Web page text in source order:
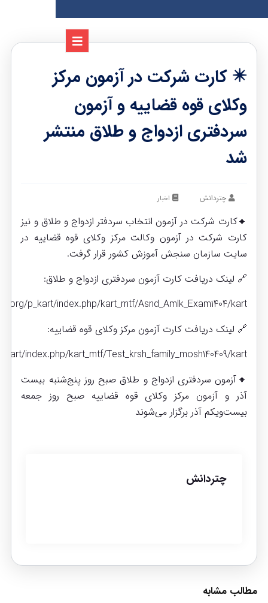
✴️ کارت شرکت در آزمون مرکز
وکلای قوه قضاییه و آزمون
سردفتری ازدواج و طلاق منتشر
شد
چتردانش اخبار
🔸کارت شرکت در آزمون انتخاب سردفتر ازدواج و طلاق و نیز
کارت شرکت در آزمون وکالت مرکز وکلای قوه قضاییه در
سایت سازمان سنجش آموزش کشور قرار گرفت.
🔗 لینک دریافت کارت آزمون سردفتری ازدواج و طلاق:
p_kart/index.php/kart_mtf/Asnd_Amlk_Exam1404/kart
🔗 لینک دریافت کارت آزمون مرکز وکلای قوه قضاییه:
index.php/kart_mtf/Test_krsh_family_mosh140409/kart
🔸آزمون سردفتری ازدواج و طلاق صبح روز پنج‌شنبه بیست
آذر و آزمون مرکز وکلای قوه قضاییه صبح روز جمعه
بیست‌ویکم آذر برگزار می‌شوند
چتردانش
مطالب مشابه